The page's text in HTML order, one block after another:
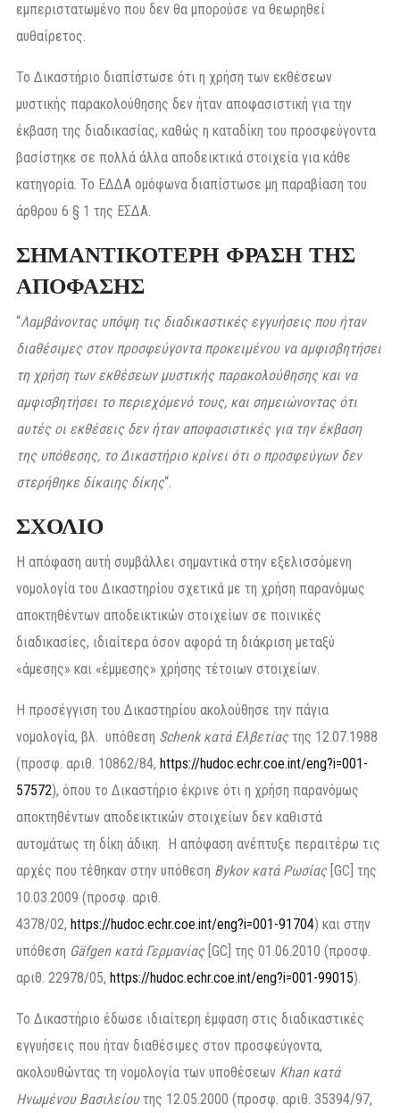
εμπεριστατωμένο που δεν θα μπορούσε να θεωρηθεί
αυθαίρετος.
Το Δικαστήριο διαπίστωσε ότι η χρήση των εκθέσεων
μυστικής παρακολούθησης δεν ήταν αποφασιστική για την
έκβαση της διαδικασίας, καθώς η καταδίκη του προσφεύγοντα
βασίστηκε σε πολλά άλλα αποδεικτικά στοιχεία για κάθε
κατηγορία. Το ΕΔΔΑ ομόφωνα διαπίστωσε μη παραβίαση του
άρθρου 6 § 1 της ΕΣΔΑ.
ΣΗΜΑΝΤΙΚΟΤΕΡΗ ΦΡΑΣΗ ΤΗΣ
ΑΠΟΦΑΣΗΣ
“Λαμβάνοντας υπόψη τις διαδικαστικές εγγυήσεις που ήταν
διαθέσιμες στον προσφεύγοντα προκειμένου να αμφισβητήσει
τη χρήση των εκθέσεων μυστικής παρακολούθησης και να
αμφισβητήσει το περιεχόμενό τους, και σημειώνοντας ότι
αυτές οι εκθέσεις δεν ήταν αποφασιστικές για την έκβαση
της υπόθεσης, το Δικαστήριο κρίνει ότι ο προσφεύγων δεν
στερήθηκε δίκαιης δίκης“.
ΣΧΟΛΙΟ
Η απόφαση αυτή συμβάλλει σημαντικά στην εξελισσόμενη
νομολογία του Δικαστηρίου σχετικά με τη χρήση παρανόμως
αποκτηθέντων αποδεικτικών στοιχείων σε ποινικές
διαδικασίες, ιδιαίτερα όσον αφορά τη διάκριση μεταξύ
«άμεσης» και «έμμεσης» χρήσης τέτοιων στοιχείων.
Η προσέγγιση του Δικαστηρίου ακολούθησε την πάγια
νομολογία, βλ. υπόθεση Schenk κατά Ελβετίαςτης 12.07.1988
(προσφ. αριθ. 10862/84, https://hudoc.echr.coe.int/eng?i=001-
57572), όπου το Δικαστήριο έκρινε ότι η χρήση παρανόμως
αποκτηθέντων αποδεικτικών στοιχείων δεν καθιστά
αυτομάτως τη δίκη άδικη. Η απόφαση ανέπτυξε περαιτέρω τις
αρχές που τέθηκαν στην υπόθεση Bykov κατά Ρωσίας[GC] της
10.03.2009 (προσφ. αριθ.
4378/02, https://hudoc.echr.coe.int/eng?i=001-91704) και στην
υπόθεση Gäfgen κατά Γερμανίας[GC] της 01.06.2010 (προσφ.
αριθ. 22978/05, https://hudoc.echr.coe.int/eng?i=001-99015).
Το Δικαστήριο έδωσε ιδιαίτερη έμφαση στις διαδικαστικές
εγγυήσεις που ήταν διαθέσιμες στον προσφεύγοντα,
ακολουθώντας τη νομολογία των υποθέσεων Khan κατά
Ηνωμένου Βασιλείουτης 12.05.2000 (προσφ. αριθ. 35394/97,